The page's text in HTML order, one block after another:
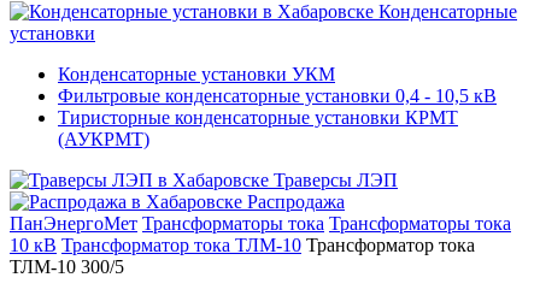
Конденсаторные
установки
Конденсаторные установки УКМ
Фильтровые конденсаторные установки 0,4 - 10,5 кВ
Тиристорные конденсаторные установки КРМТ
(АУКРМТ)
Траверсы ЛЭП
Распродажа
ПанЭнергоМет Трансформаторы тока Трансформаторы тока
10 кВ Трансформатор тока ТЛМ-10 Трансформатор тока
ТЛМ-10 300/5